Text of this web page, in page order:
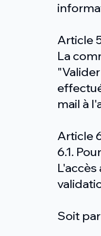
Article
La
mail à
Article
6.1.
Soit